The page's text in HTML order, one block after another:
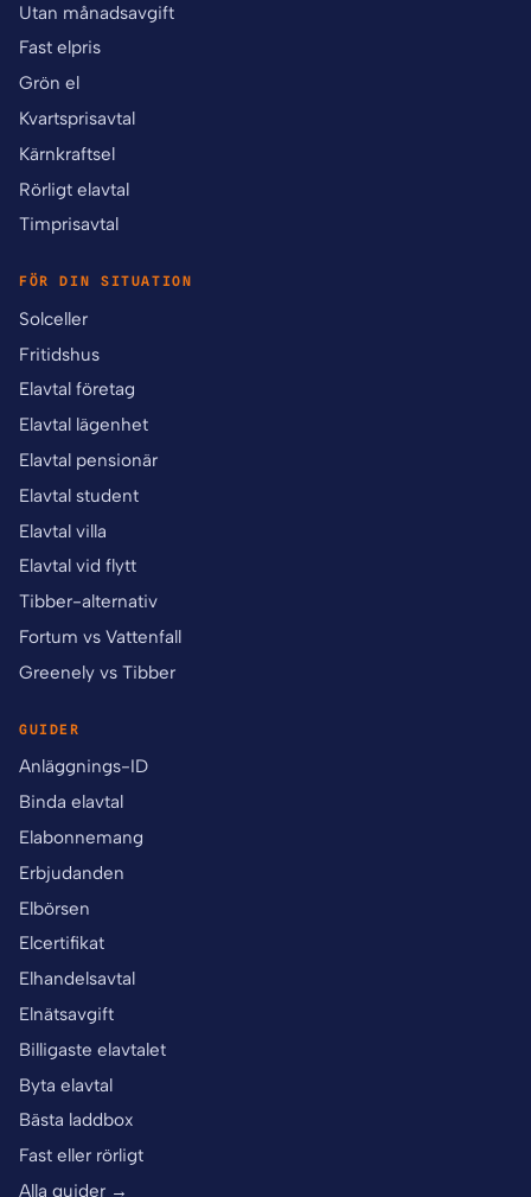
Utan månadsavgift
Fast elpris
Grön el
Kvartsprisavtal
Kärnkraftsel
Rörligt elavtal
Timprisavtal
FÖR DIN SITUATION
Solceller
Fritidshus
Elavtal företag
Elavtal lägenhet
Elavtal pensionär
Elavtal student
Elavtal villa
Elavtal vid flytt
Tibber-alternativ
Fortum vs Vattenfall
Greenely vs Tibber
GUIDER
Anläggnings-ID
Binda elavtal
Elabonnemang
Erbjudanden
Elbörsen
Elcertifikat
Elhandelsavtal
Elnätsavgift
Billigaste elavtalet
Byta elavtal
Bästa laddbox
Fast eller rörligt
Alla guider →